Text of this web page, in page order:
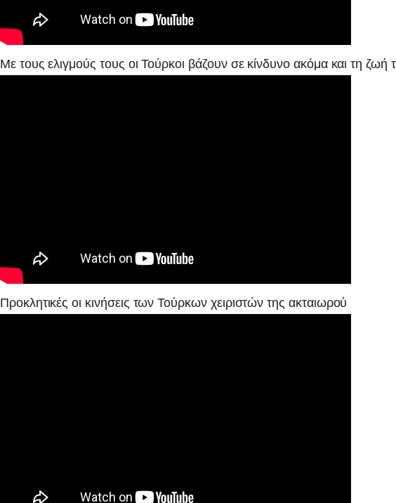
Με τους ελιγμούς τους οι Τούρκοι βάζουν σε κίνδυνο ακόμα και τη ζωή
Προκλητικές οι κινήσεις των Τούρκων χειριστών της ακταιωρού